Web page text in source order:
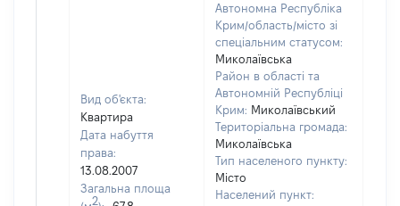
Вид об'єкта:
Квартира
Дата набуття
права:
13.08.2007
Загальна площа
2
Автономна Республіка
Крим/область/місто зі
спеціальним статусом:
Миколаївська
Район в області та
Автономній Республіці
Крим: Миколаївський
Територіальна громада:
Миколаївська
Тип населеного пункту:
Місто
Населений пункт: